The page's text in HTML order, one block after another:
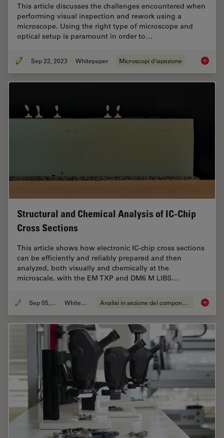
This article discusses the challenges encountered when
performing visual inspection and rework using a
microscope. Using the right type of microscope and
optical setup is paramount in order to…
Sep 22, 2023 Whitepaper Microscopi d'ispezione Top
Structural and Chemical Analysis of IC-Chip
Cross Sections
This article shows how electronic IC-chip cross sections
can be efficiently and reliably prepared and then
analyzed, both visually and chemically at the
microscale, with the EM TXP and DM6 M LIBS…
Sep 05, 2023 Whitepaper Analisi in sezione dei componenti elettronici